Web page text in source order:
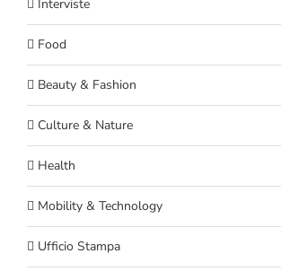
Interviste
Food
Beauty & Fashion
Culture & Nature
Health
Mobility & Technology
Ufficio Stampa